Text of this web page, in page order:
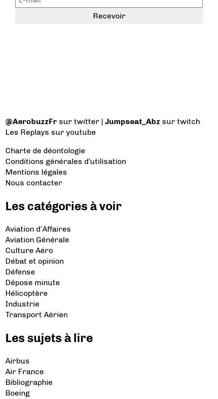
@AerobuzzFr sur twitter |Jumpseat_Abz sur twitch
Les Replays sur youtube
Charte de déontologie
Conditions générales d'utilisation
Mentions légales
Nous contacter
Les catégories à voir
Aviation d’Affaires
Aviation Générale
Culture Aéro
Débat et opinion
Défense
Dépose minute
Hélicoptère
Industrie
Transport Aérien
Les sujets à lire
Airbus
Air France
Bibliographie
Boeing